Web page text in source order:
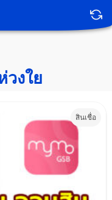
งใย
สินเชื่อ